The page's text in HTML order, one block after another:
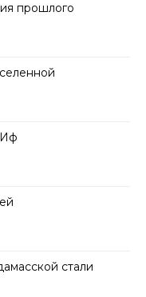
прошлого
Иф
стали